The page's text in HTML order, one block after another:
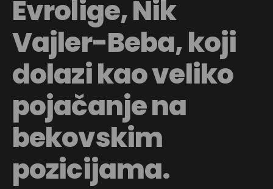
Evrolige, Nik
Vajler-Beba, koji
dolazi kao veliko
pojačanje na
bekovskim
pozicijama.